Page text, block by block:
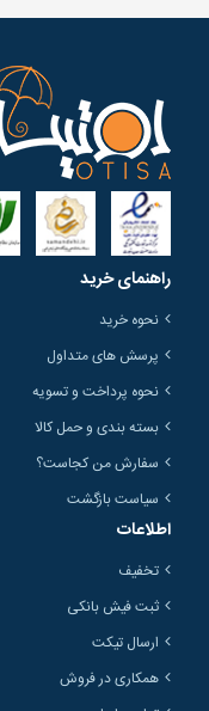
راهنمای خرید
نحوه خرید
پرسش های متداول
نحوه پرداخت و تسویه
بسته بندی و حمل کالا
سفارش من کجاست؟
سیاست بازگشت
اطلاعات
تخفیف
ثبت فیش بانکی
ارسال تیکت
همکاری در فروش